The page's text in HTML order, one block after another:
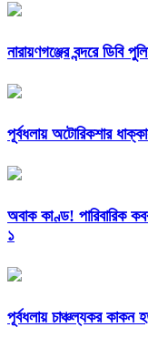
নারায়ণগঞ্জের বন্দরে ডিবি
পূর্বধলায় অটোরিকশার
অবাক কাণ্ড! পারিবারিক
১
পূর্বধলায় চাঞ্চল্যকর কাকন